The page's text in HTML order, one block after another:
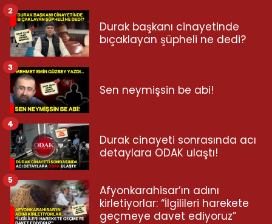
Durak başkanı cinayetinde
bıçaklayan şüpheli ne dedi?
2
Sen neymişsin be abi!
3
Durak cinayeti sonrasında acı
detaylara ODAK ulaştı!
4
Afyonkarahisar’ın adını
kirletiyorlar: “İlgilileri harekete
geçmeye davet ediyoruz”
5